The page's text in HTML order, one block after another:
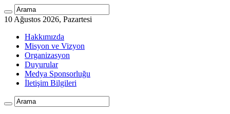
10 Ağustos 2026, Pazartesi
Hakkımızda
Misyon ve Vizyon
Organizasyon
Duyurular
Medya Sponsorluğu
İletişim Bilgileri